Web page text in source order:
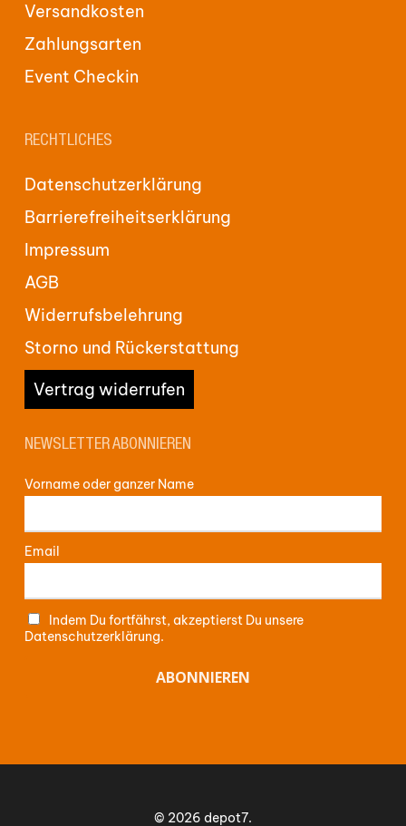
Versandkosten
Zahlungsarten
Event Checkin
RECHTLICHES
Datenschutzerklärung
Barrierefreiheitserklärung
Impressum
AGB
Widerrufsbelehrung
Storno und Rückerstattung
Vertrag widerrufen
NEWSLETTER ABONNIEREN
Vorname oder ganzer Name
Email
Indem Du fortfährst, akzeptierst Du unsere
Datenschutzerklärung.
© 2026 depot7.